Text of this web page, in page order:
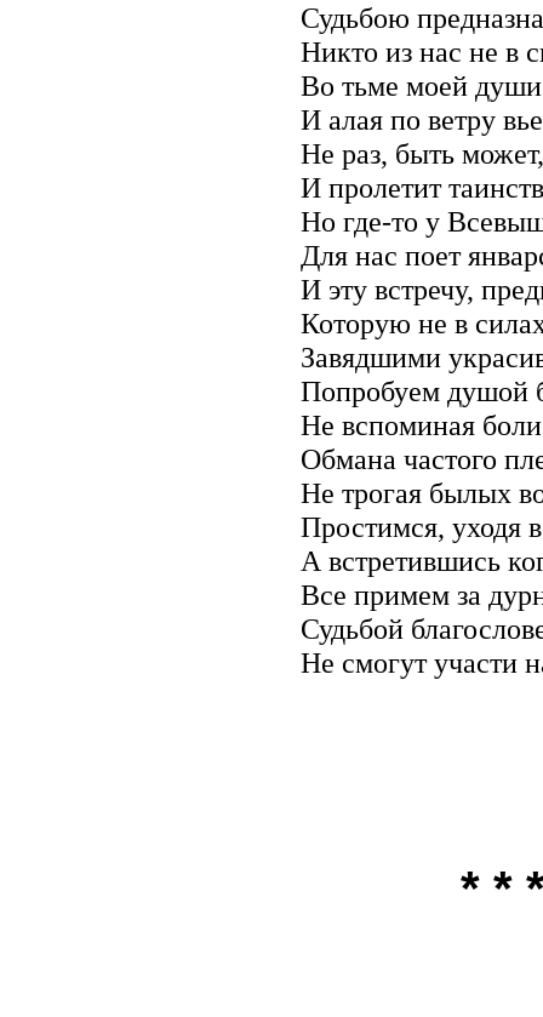
Судьбою
Никто из нас не в
Во тьме моей души
И алая по ветру
Не раз, быть
И пролетит
Но где-то у
Для нас поет
И эту встречу,
Которую не в
Завядшими
Попробуем душой
Не вспоминая
Обмана частого
Не трогая былых
Простимся, уходя
А встретившись
Все примем за
Судьбой
Не смогут участи
* *